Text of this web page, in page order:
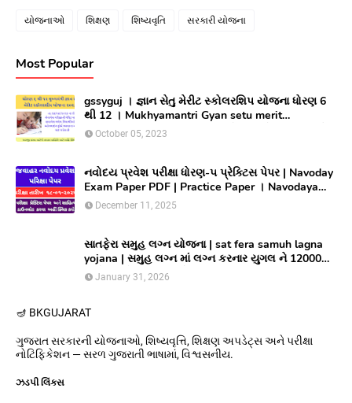
યોજનાઓ શિક્ષણ શિષ્યવૃતિ સરકારી યોજના
Most Popular
gssyguj । જ્ઞાન સેતુ મેરીટ સ્કોલરશિપ યોજના ધોરણ 6
થી 12 । Mukhyamantri Gyan setu merit
Scholarship yojana 2023 ।સીલેક્ટ થયેલ વિધાર્થીઓ
લાભ મેળવવા માટે ઓનલાઇન અરજી કરો
October 05, 2023
નવોદય પ્રવેશ પરીક્ષા ધોરણ-૫ પ્રેક્ટિસ પેપર | Navoday
Exam Paper PDF | Practice Paper । Navodaya
Old paper NMMS OLD PAPER
December 11, 2025
સાતફેરા સમુહ લગ્ન યોજના | sat fera samuh lagna
yojana | સમુહ લગ્ન માં લગ્ન કરનાર યુગલ ને 12000
અને આયોજક સંસ્થાને યુગલ દિઠ ૩૦૦૦૦/ ની સહાય
આપતી યોજના
January 31, 2026
🪔 BKGUJARAT
ગુજરાત સરકારની યોજનાઓ, શિષ્યવૃત્તિ, શિક્ષણ અપડેટ્સ અને પરીક્ષા
નોટિફિકેશન — સરળ ગુજરાતી ભાષામાં, વિશ્વસનીય.
ઝડપી લિંક્સ